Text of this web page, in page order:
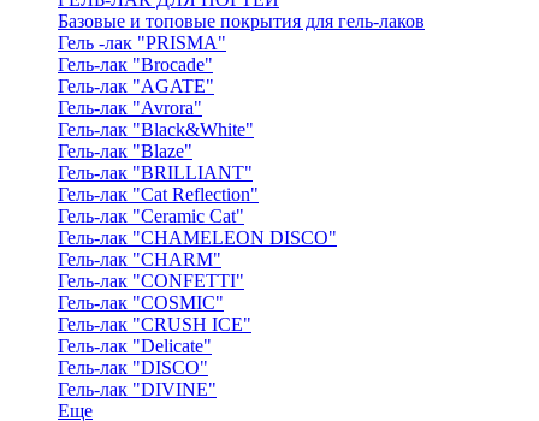
Базовые и топовые покрытия для гель-лаков
Гель -лак "PRISMA"
Гель-лак "Brocade"
Гель-лак "AGATE"
Гель-лак "Avrora"
Гель-лак "Black&White"
Гель-лак "Blaze"
Гель-лак "BRILLIANT"
Гель-лак "Cat Reflection"
Гель-лак "Ceramic Cat"
Гель-лак "CHAMELEON DISCO"
Гель-лак "CHARM"
Гель-лак "CONFETTI"
Гель-лак "COSMIC"
Гель-лак "CRUSH ICE"
Гель-лак "Delicate"
Гель-лак "DISCO"
Гель-лак "DIVINE"
Еще